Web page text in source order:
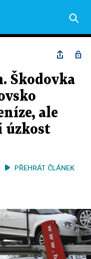
Škodovka
ale
úzkost
PŘEHRÁT ČLÁNEK